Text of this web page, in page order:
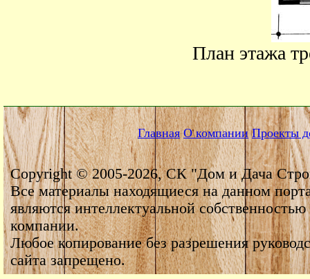
План этажа
Главная О компании Проекты
Copyright © 2005-2026, СК "Дом и Дача
Все материалы находящиеся на данном
являются интеллектуальной собственностью
компании.
Любое копирование без разрешения
сайта запрещено.